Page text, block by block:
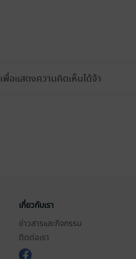
เพื่อแสดงความคิดเห็นได้จ้า
เกี่ยวกับเรา
ข่าวสารและกิจกรรม
ติดต่อเรา